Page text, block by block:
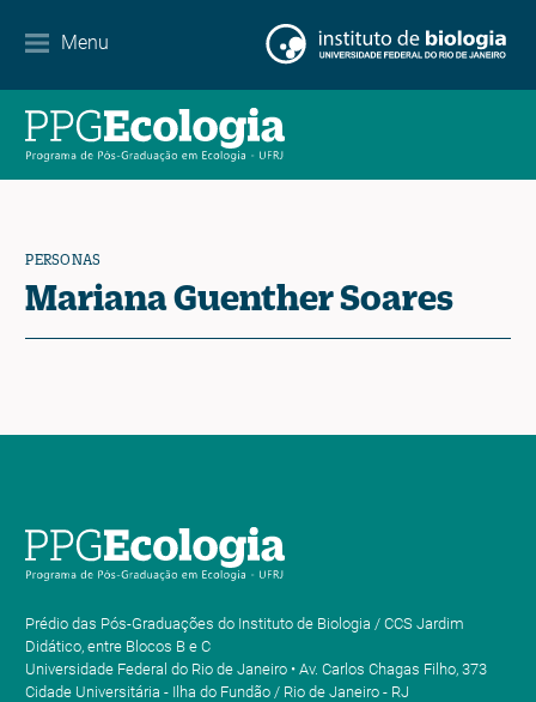
Menu
EN ES PT
PERSONAS
Mariana Guenther Soares
Prédio das Pós-Graduações do Instituto de Biologia / CCS Jardim
Didático, entre Blocos B e C
Universidade Federal do Rio de Janeiro • Av. Carlos Chagas Filho, 373
Cidade Universitária - Ilha do Fundão / Rio de Janeiro - RJ